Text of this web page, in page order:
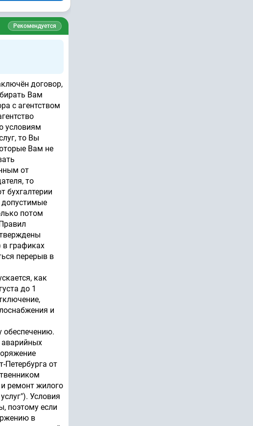
Рекомендуется
договор,
Вам
с агентством
условиям
то Вы
Вам не
от
то
бухгалтерии
допустимые
потом
в графиках
перерыв в
как
до 1
и
обеспечению.
аварийных
от
ремонт жилого
Условия
поэтому если
в